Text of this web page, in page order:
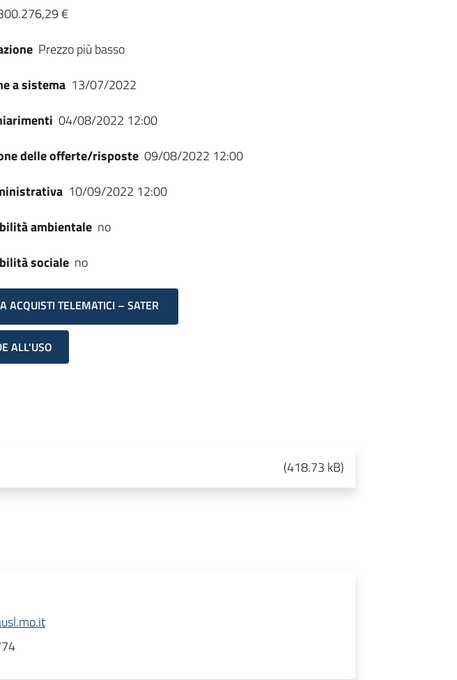
€
Prezzo più basso
a sistema 13/07/2022
04/08/2022 12:00
delle offerte/risposte 09/08/2022 12:00
10/09/2022 12:00
ambientale no
sociale no
ACQUISTI TELEMATICI – SATER
ALL'USO
(418.73 kB)